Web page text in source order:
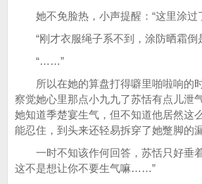
她不免脸热，小声提醒：“这里涂
“刚才衣服绳子系不到，涂防晒霜倒
“……”
所以在她的算盘打得噼里啪啦响的
察觉她心里那点小九九了苏恬有点儿泄
她知道季楚宴生气，但不知道他居然这
能忍住，到头来还轻易拆穿了她蹩脚的漏
一时不知该作何回答，苏恬只好垂
这不是想让你不要生气嘛……”